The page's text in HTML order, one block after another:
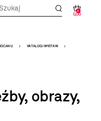
0
0,00
U KATALOGI WYSTAW
obrazy,